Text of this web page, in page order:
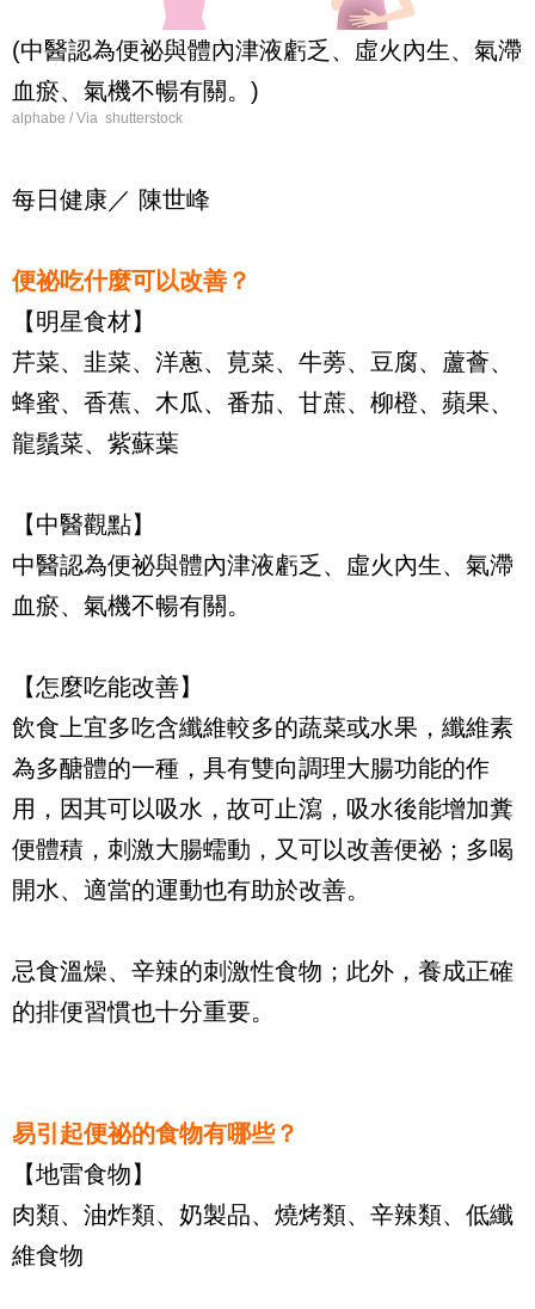
(中醫認為便祕與體內津液虧乏、虛火內生、氣滯
血瘀、氣機不暢有關。)
alphabe / Via shutterstock
每日健康／ 陳世峰
便祕吃什麼可以改善？
【明星食材】
芹菜、韭菜、洋蔥、莧菜、牛蒡、豆腐、蘆薈、
蜂蜜、香蕉、木瓜、番茄、甘蔗、柳橙、蘋果、
龍鬚菜、紫蘇葉
【中醫觀點】
中醫認為便祕與體內津液虧乏、虛火內生、氣滯
血瘀、氣機不暢有關。
【怎麼吃能改善】
飲食上宜多吃含纖維較多的蔬菜或水果，纖維素
為多醣體的一種，具有雙向調理大腸功能的作
用，因其可以吸水，故可止瀉，吸水後能增加糞
便體積，刺激大腸蠕動，又可以改善便祕；多喝
開水、適當的運動也有助於改善。
忌食溫燥、辛辣的刺激性食物；此外，養成正確
的排便習慣也十分重要。
易引起便祕的食物有哪些？
【地雷食物】
肉類、油炸類、奶製品、燒烤類、辛辣類、低纖
維食物